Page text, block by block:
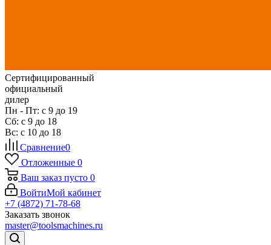
Сертифицированный
официальный
дилер
Пн - Пт: с 9 до 19
Сб: с 9 до 18
Вс: с 10 до 18
Сравнение0
Отложенные 0
Ваш заказ пусто 0
ВойтиМой кабинет
+7 (4872) 71-78-68
Заказать звонок
master@toolsmachines.ru